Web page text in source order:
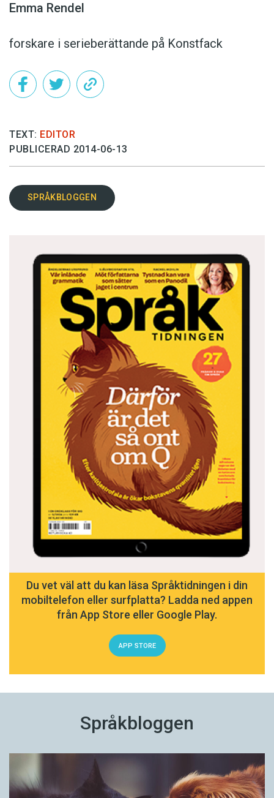
Emma Rendel
forskare i serieberättande på Konstfack
TEXT: EDITOR
PUBLICERAD 2014-06-13
SPRÅKBLOGGEN
Du vet väl att du kan läsa Språktidningen i din
mobiltelefon eller surfplatta? Ladda ned appen
från App Store eller Google Play.
APP STORE
Språkbloggen